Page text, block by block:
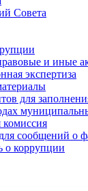
Совета
и иные
экспертиза
для
комиссия
сообщений о
о коррупции